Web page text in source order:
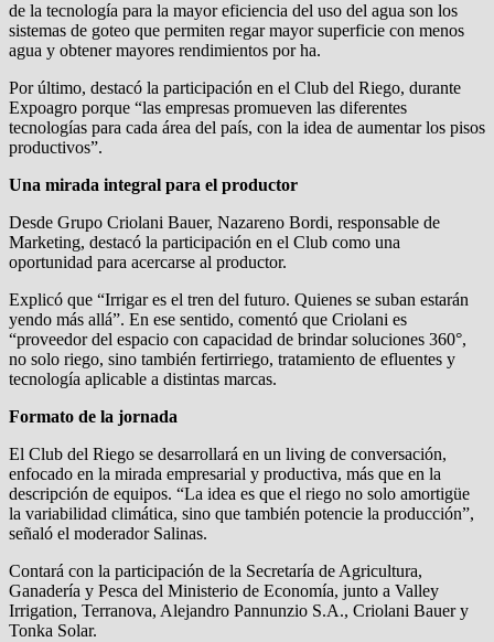
de la tecnología para la mayor eficiencia del uso del agua son los
sistemas de goteo que permiten regar mayor superficie con menos
agua y obtener mayores rendimientos por ha.
Por último, destacó la participación en el Club del Riego, durante
Expoagro porque “las empresas promueven las diferentes
tecnologías para cada área del país, con la idea de aumentar los pisos
productivos”.
Una mirada integral para el productor
Desde Grupo Criolani Bauer, Nazareno Bordi, responsable de
Marketing, destacó la participación en el Club como una
oportunidad para acercarse al productor.
Explicó que “Irrigar es el tren del futuro. Quienes se suban estarán
yendo más allá”. En ese sentido, comentó que Criolani es
“proveedor del espacio con capacidad de brindar soluciones 360°,
no solo riego, sino también fertirriego, tratamiento de efluentes y
tecnología aplicable a distintas marcas.
Formato de la jornada
El Club del Riego se desarrollará en un living de conversación,
enfocado en la mirada empresarial y productiva, más que en la
descripción de equipos. “La idea es que el riego no solo amortigüe
la variabilidad climática, sino que también potencie la producción”,
señaló el moderador Salinas.
Contará con la participación de la Secretaría de Agricultura,
Ganadería y Pesca del Ministerio de Economía, junto a Valley
Irrigation, Terranova, Alejandro Pannunzio S.A., Criolani Bauer y
Tonka Solar.